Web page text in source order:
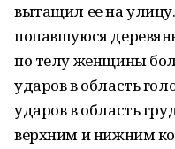
вытащил ее на
попавшуюся
по телу женщины
ударов в область
ударов в область
верхним и нижним